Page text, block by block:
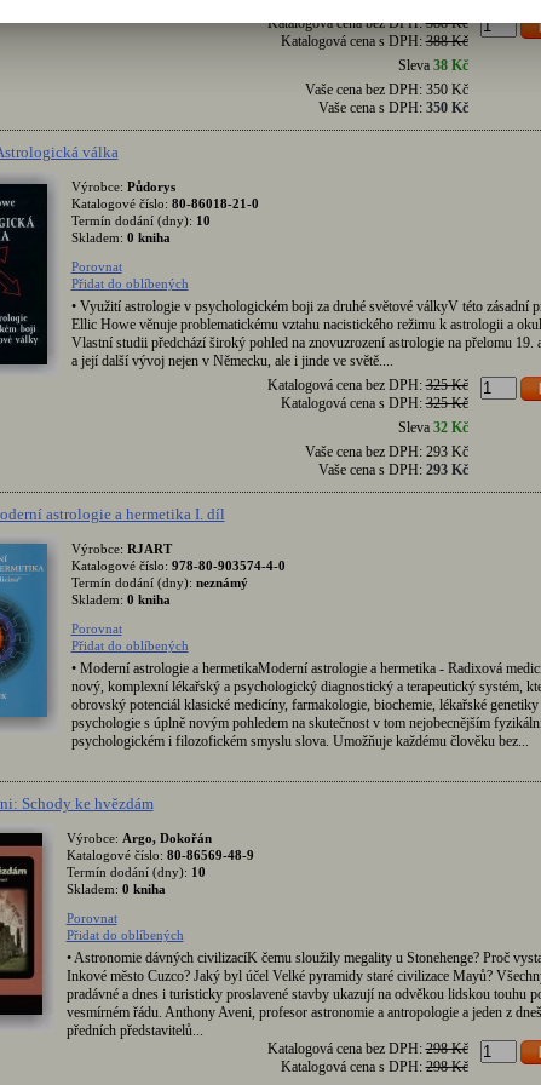
Katalogová cena bez DPH:388 Kč
Katalogová cena s DPH:388 Kč
Sleva 38 Kč
Vaše cena bez DPH: 350 Kč
Vaše cena s DPH: 350 Kč
válka
Výrobce: Půdorys
Katalogové číslo: 80-86018-21-0
Termín dodání (dny): 10
Skladem: 0 kniha
Porovnat
Přidat do oblíbených
• Využití astrologie v psychologickém boji za druhé světové válkyV této zásadní
Ellic Howe věnuje problematickému vztahu nacistického režimu k astrologii a
Vlastní studii předchází široký pohled na znovuzrození astrologie na přelomu 19.
a její další vývoj nejen v Německu, ale i jinde ve světě....
Katalogová cena bez DPH:325 Kč
Katalogová cena s DPH:325 Kč
Sleva 32 Kč
Vaše cena bez DPH: 293 Kč
Vaše cena s DPH: 293 Kč
astrologie a hermetika I. díl
Výrobce: RJART
Katalogové číslo: 978-80-903574-4-0
Termín dodání (dny): neznámý
Skladem: 0 kniha
Porovnat
Přidat do oblíbených
• Moderní astrologie a hermetikaModerní astrologie a hermetika - Radixová
nový, komplexní lékařský a psychologický diagnostický a terapeutický systém,
obrovský potenciál klasické medicíny, farmakologie, biochemie, lékařské genetiky
psychologie s úplně novým pohledem na skutečnost v tom nejobecnějším
psychologickém i filozofickém smyslu slova. Umožňuje každému člověku bez...
Schody ke hvězdám
Výrobce: Argo, Dokořán
Katalogové číslo: 80-86569-48-9
Termín dodání (dny): 10
Skladem: 0 kniha
Porovnat
Přidat do oblíbených
• Astronomie dávných civilizacíK čemu sloužily megality u Stonehenge? Proč
Inkové město Cuzco? Jaký byl účel Velké pyramidy staré civilizace Mayů?
pradávné a dnes i turisticky proslavené stavby ukazují na odvěkou lidskou touhu
vesmírném řádu. Anthony Aveni, profesor astronomie a antropologie a jeden z
předních představitelů...
Katalogová cena bez DPH:298 Kč
Katalogová cena s DPH:298 Kč